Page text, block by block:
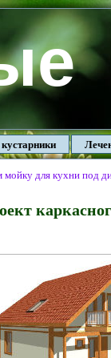
для кухни под